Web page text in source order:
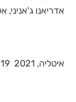
אדריאנו ג'אניני,
איטליה, 2021 119 דקות